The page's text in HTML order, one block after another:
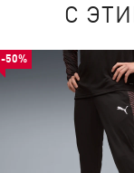
С
-50%